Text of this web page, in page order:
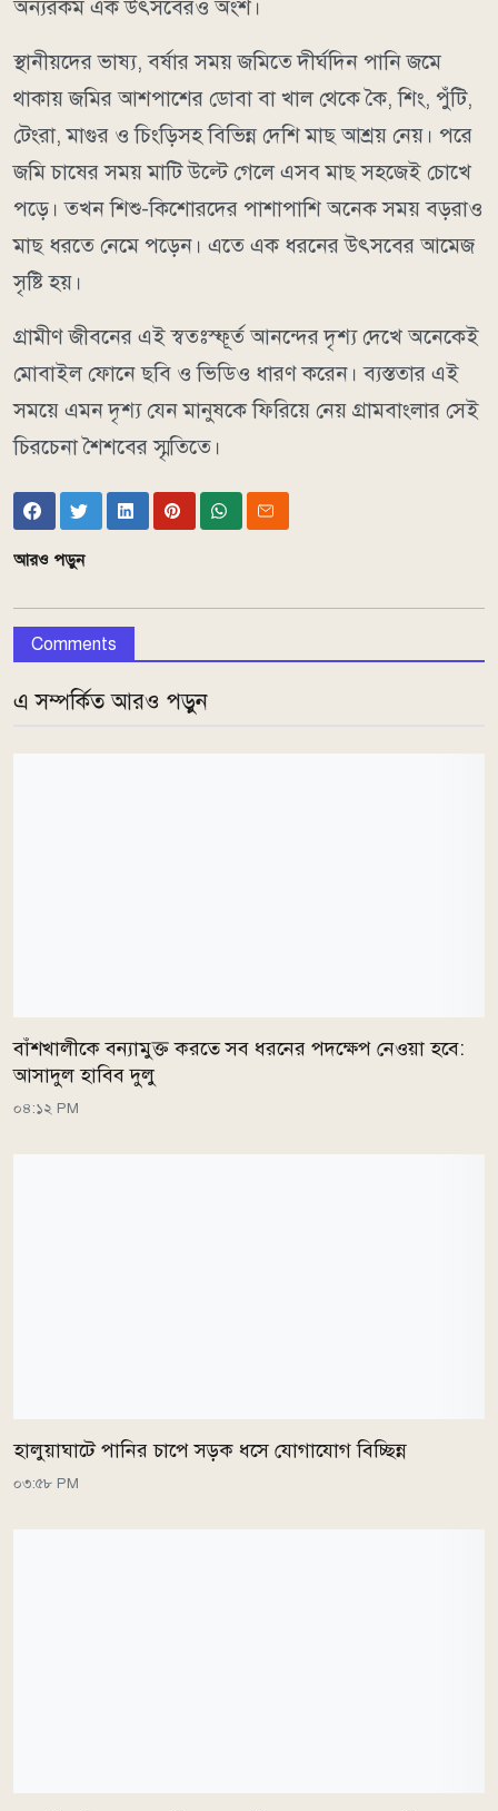
অন্যরকম এক উৎসবেরও অংশ।
স্থানীয়দের ভাষ্য, বর্ষার সময় জমিতে দীর্ঘদিন পানি জমে
থাকায় জমির আশপাশের ডোবা বা খাল থেকে কৈ, শিং, পুঁটি,
টেংরা, মাগুর ও চিংড়িসহ বিভিন্ন দেশি মাছ আশ্রয় নেয়। পরে
জমি চাষের সময় মাটি উল্টে গেলে এসব মাছ সহজেই চোখে
পড়ে। তখন শিশু-কিশোরদের পাশাপাশি অনেক সময় বড়রাও
মাছ ধরতে নেমে পড়েন। এতে এক ধরনের উৎসবের আমেজ
সৃষ্টি হয়।
গ্রামীণ জীবনের এই স্বতঃস্ফূর্ত আনন্দের দৃশ্য দেখে অনেকেই
মোবাইল ফোনে ছবি ও ভিডিও ধারণ করেন। ব্যস্ততার এই
সময়ে এমন দৃশ্য যেন মানুষকে ফিরিয়ে নেয় গ্রামবাংলার সেই
চিরচেনা শৈশবের স্মৃতিতে।
আরও পড়ুন
Comments
এ সম্পর্কিত আরও পড়ুন
বাঁশখালীকে বন্যামুক্ত করতে সব ধরনের পদক্ষেপ নেওয়া হবে:
আসাদুল হাবিব দুলু
০৪:১২ PM
হালুয়াঘাটে পানির চাপে সড়ক ধসে যোগাযোগ বিচ্ছিন্ন
০৩:৫৮ PM